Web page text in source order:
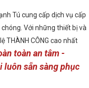
Tú cung cấp dịch vụ cấp
Với những thiết bị và
THÀNH CÔNG cao nhất
toàn an tâm -
luôn sẵn sàng phục